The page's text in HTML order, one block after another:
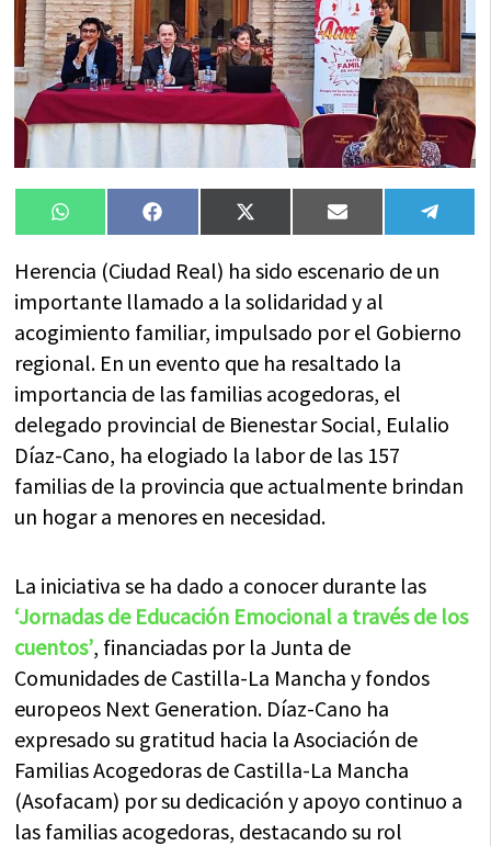
Compartir
en
WhatsAppCompartir
en
FacebookCompartir
en
X
(Twitter)
Compartir
en
Email
en
Herencia (Ciudad Real) ha sido escenario de un
importante llamado a la solidaridad y al
acogimiento familiar, impulsado por el Gobierno
regional. En un evento que ha resaltado la
importancia de las familias acogedoras, el
delegado provincial de Bienestar Social, Eulalio
Díaz-Cano, ha elogiado la labor de las 157
familias de la provincia que actualmente brindan
un hogar a menores en necesidad.
La iniciativa se ha dado a conocer durante las
‘Jornadas de Educación Emocional a través de los
cuentos’, financiadas por la Junta de
Comunidades de Castilla-La Mancha y fondos
europeos Next Generation. Díaz-Cano ha
expresado su gratitud hacia la Asociación de
Familias Acogedoras de Castilla-La Mancha
(Asofacam) por su dedicación y apoyo continuo a
las familias acogedoras, destacando su rol